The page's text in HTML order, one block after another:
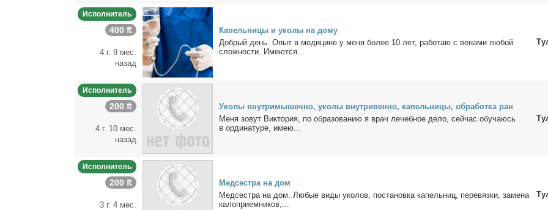
Исполнитель
400 ₶
4 г. 9 мес.
назад
Ка­пель­ни­цы и уко­лы на до­му
Доб­рый день. Опыт в ме­ди­цине у ме­ня бо­лее 10 лет, ра­бо­таю с ве­на­ми лю­бой
слож­но­сти. Име­ют­ся...
Исполнитель
200 ₶
4 г. 10 мес.
назад
Уко­лы внут­ри­мы­шеч­но, уко­лы внут­ри­вен­но, ка­пель­ни­цы, об­ра­бот­ка ран
Ме­ня зо­вут Вик­то­рия, по об­ра­зо­ва­нию я врач ле­чеб­ное де­ло, сей­час обу­ча­юсь
в ор­ди­на­ту­ре, имею...
Исполнитель
200 ₶
3 г. 4 мес.
Мед­сест­ра на дом
Мед­сест­ра на дом. Лю­бые ви­ды уко­лов, по­ста­нов­ка ка­пель­ниц, пе­ре­вяз­ки, за­ме­на
ка­ло­при­ем­ни­ков,...